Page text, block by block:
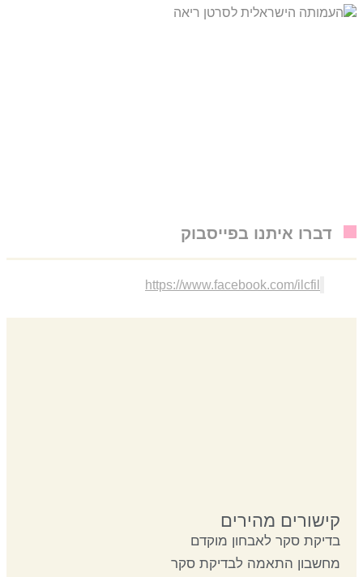
דברו איתנו בפייסבוק
https://www.facebook.com/ilcfil
קישורים מהירים
בדיקת סקר לאבחון מוקדם
מחשבון התאמה לבדיקת סקר